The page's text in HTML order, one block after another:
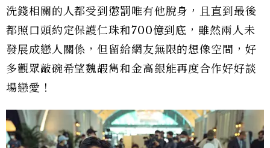
洗錢相關的人都受到懲罰唯有他脫身，且直到最後
都照口頭約定保護仁珠和700億到底，雖然兩人未
發展成戀人關係，但留給網友無限的想像空間，好
多觀眾敲碗希望魏嘏雋和金高銀能再度合作好好談
場戀愛！